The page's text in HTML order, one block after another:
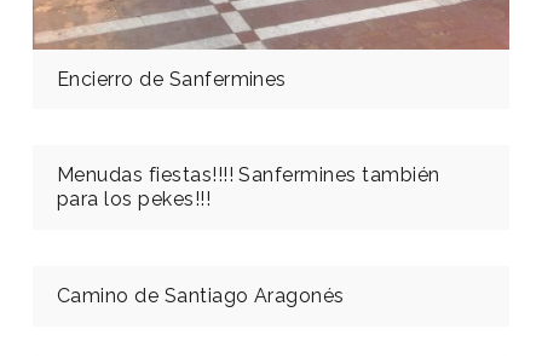
Encierro de Sanfermines
Menudas fiestas!!!! Sanfermines también
para los pekes!!!
Camino de Santiago Aragonés